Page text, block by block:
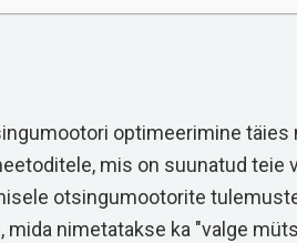
optimeerimine täies
mis on suunatud teie
otsingumootorite
mida nimetatakse ka "valge